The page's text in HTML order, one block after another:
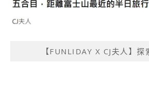
【FUNLIDAY X CJ夫人】探